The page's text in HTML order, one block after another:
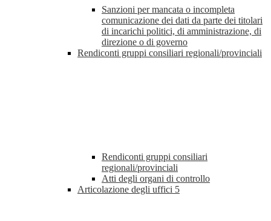
Sanzioni per mancata o incompleta
comunicazione dei dati da parte dei titolari
di incarichi politici, di amministrazione, di
direzione o di governo
Rendiconti gruppi consiliari regionali/provinciali
Rendiconti gruppi consiliari
regionali/provinciali
Atti degli organi di controllo
Articolazione degli uffici 5